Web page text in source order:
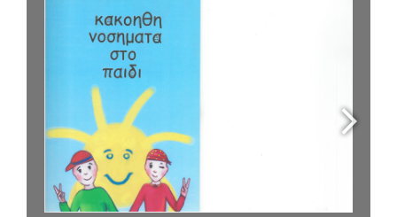
Επικοινωνία
Εισφορές